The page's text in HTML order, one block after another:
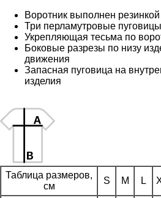
Воротник выполнен
Три перламутровые
Укрепляющая тесьма по
Боковые разрезы по низу
движения
Запасная пуговица на
изделия
Таблица размеров,
см
S M L